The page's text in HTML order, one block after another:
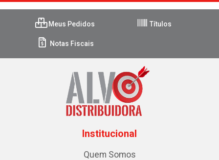
Meus Pedidos Títulos
Notas Fiscais
Institucional
Quem Somos